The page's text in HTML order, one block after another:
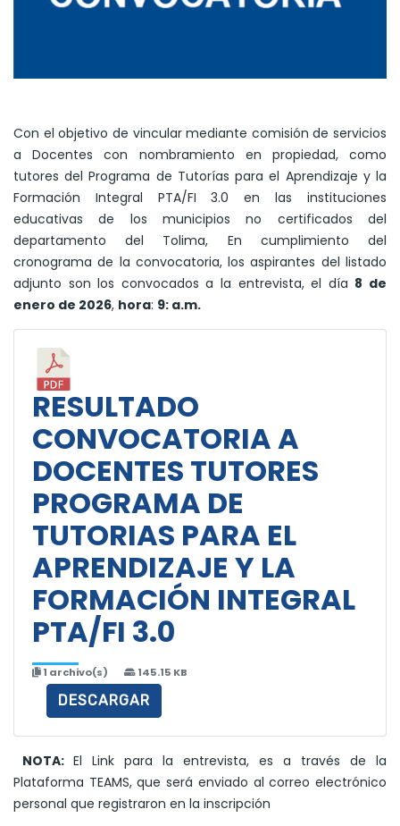
Con el objetivo de vincular mediante comisión de servicios
a Docentes con nombramiento en propiedad, como
tutores del Programa de Tutorías para el Aprendizaje y la
Formación Integral PTA/FI 3.0 en las instituciones
educativas de los municipios no certificados del
departamento del Tolima, En cumplimiento del
cronograma de la convocatoria, los aspirantes del listado
adjunto son los convocados a la entrevista, el día 8 de
enero de 2026, hora: 9: a.m.
RESULTADO
CONVOCATORIA A
DOCENTES TUTORES
PROGRAMA DE
TUTORIAS PARA EL
APRENDIZAJE Y LA
FORMACIÓN INTEGRAL
PTA/FI 3.0
1 archivo(s) 145.15 KB
DESCARGAR
NOTA: El Link para la entrevista, es a través de la
Plataforma TEAMS, que será enviado al correo electrónico
personal que registraron en la inscripción